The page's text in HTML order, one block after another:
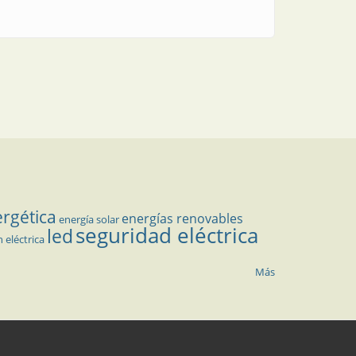
energía solar energías renovables
eléctrica ledseguridad eléctrica
Más